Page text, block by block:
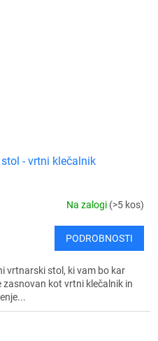
- vrtni klečalnik
Na zalogi (>5 kos)
PODROBNOSTI
vrtnarski stol, ki vam bo kar
zasnovan kot vrtni klečalnik in